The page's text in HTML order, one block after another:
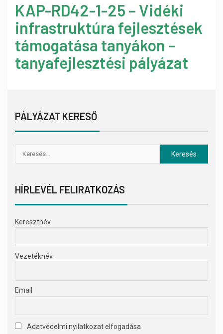
KAP-RD42-1-25 – Vidéki
infrastruktúra fejlesztések
támogatása tanyákon –
tanyafejlesztési pályázat
PÁLYÁZAT KERESŐ
HÍRLEVÉL FELIRATKOZÁS
Keresztnév
Vezetéknév
Email
Adatvédelmi nyilatkozat elfogadása